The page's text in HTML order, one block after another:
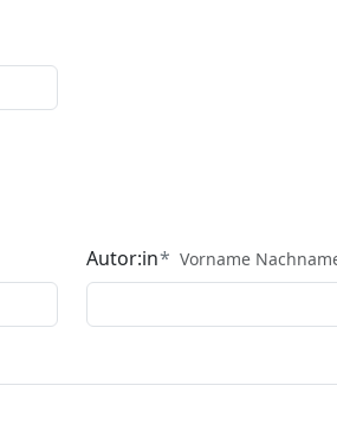
Autor:in Vorname